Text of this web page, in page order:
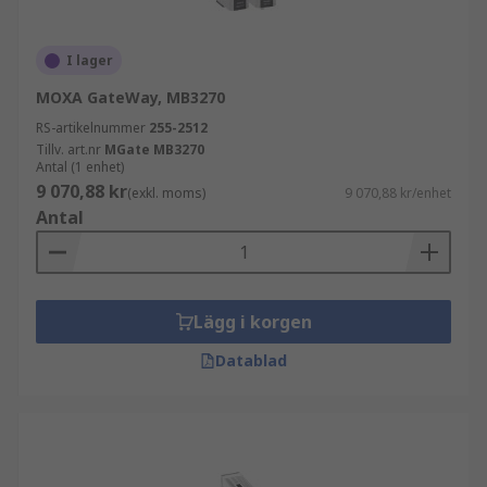
I lager
MOXA GateWay, MB3270
RS-artikelnummer 255-2512
Tillv. art.nr MGate MB3270
Antal (1 enhet)
9 070,88 kr(exkl. moms) 9 070,88 kr/enhet
Antal
Lägg i korgen
Datablad